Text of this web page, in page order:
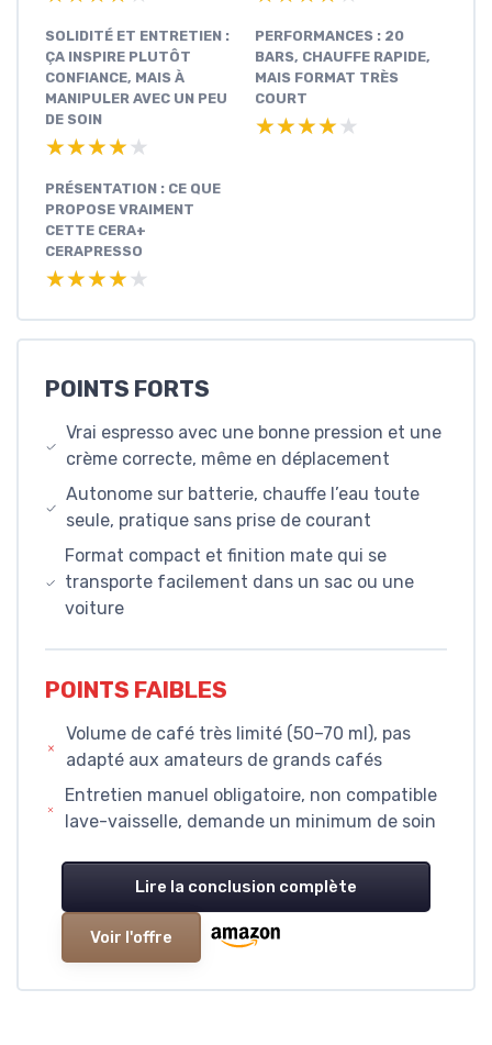
SOLIDITÉ ET ENTRETIEN :
ÇA INSPIRE PLUTÔT
CONFIANCE, MAIS À
MANIPULER AVEC UN PEU
DE SOIN
★★★★★
★★★★★
PERFORMANCES : 20
BARS, CHAUFFE RAPIDE,
MAIS FORMAT TRÈS
COURT
★★★★★
★★★★★
PRÉSENTATION : CE QUE
PROPOSE VRAIMENT
CETTE CERA+
CERAPRESSO
★★★★★
★★★★★
POINTS FORTS
Vrai espresso avec une bonne pression et une
crème correcte, même en déplacement
Autonome sur batterie, chauffe l’eau toute
seule, pratique sans prise de courant
Format compact et finition mate qui se
transporte facilement dans un sac ou une
voiture
POINTS FAIBLES
Volume de café très limité (50–70 ml), pas
adapté aux amateurs de grands cafés
Entretien manuel obligatoire, non compatible
lave-vaisselle, demande un minimum de soin
Lire la conclusion complète
Voir l'offre